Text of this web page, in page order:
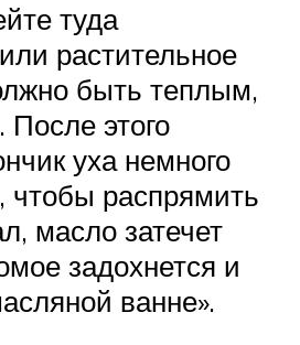
туда
растительное
быть теплым,
После этого
уха немного
чтобы распрямить
масло затечет
задохнется и
ванне».